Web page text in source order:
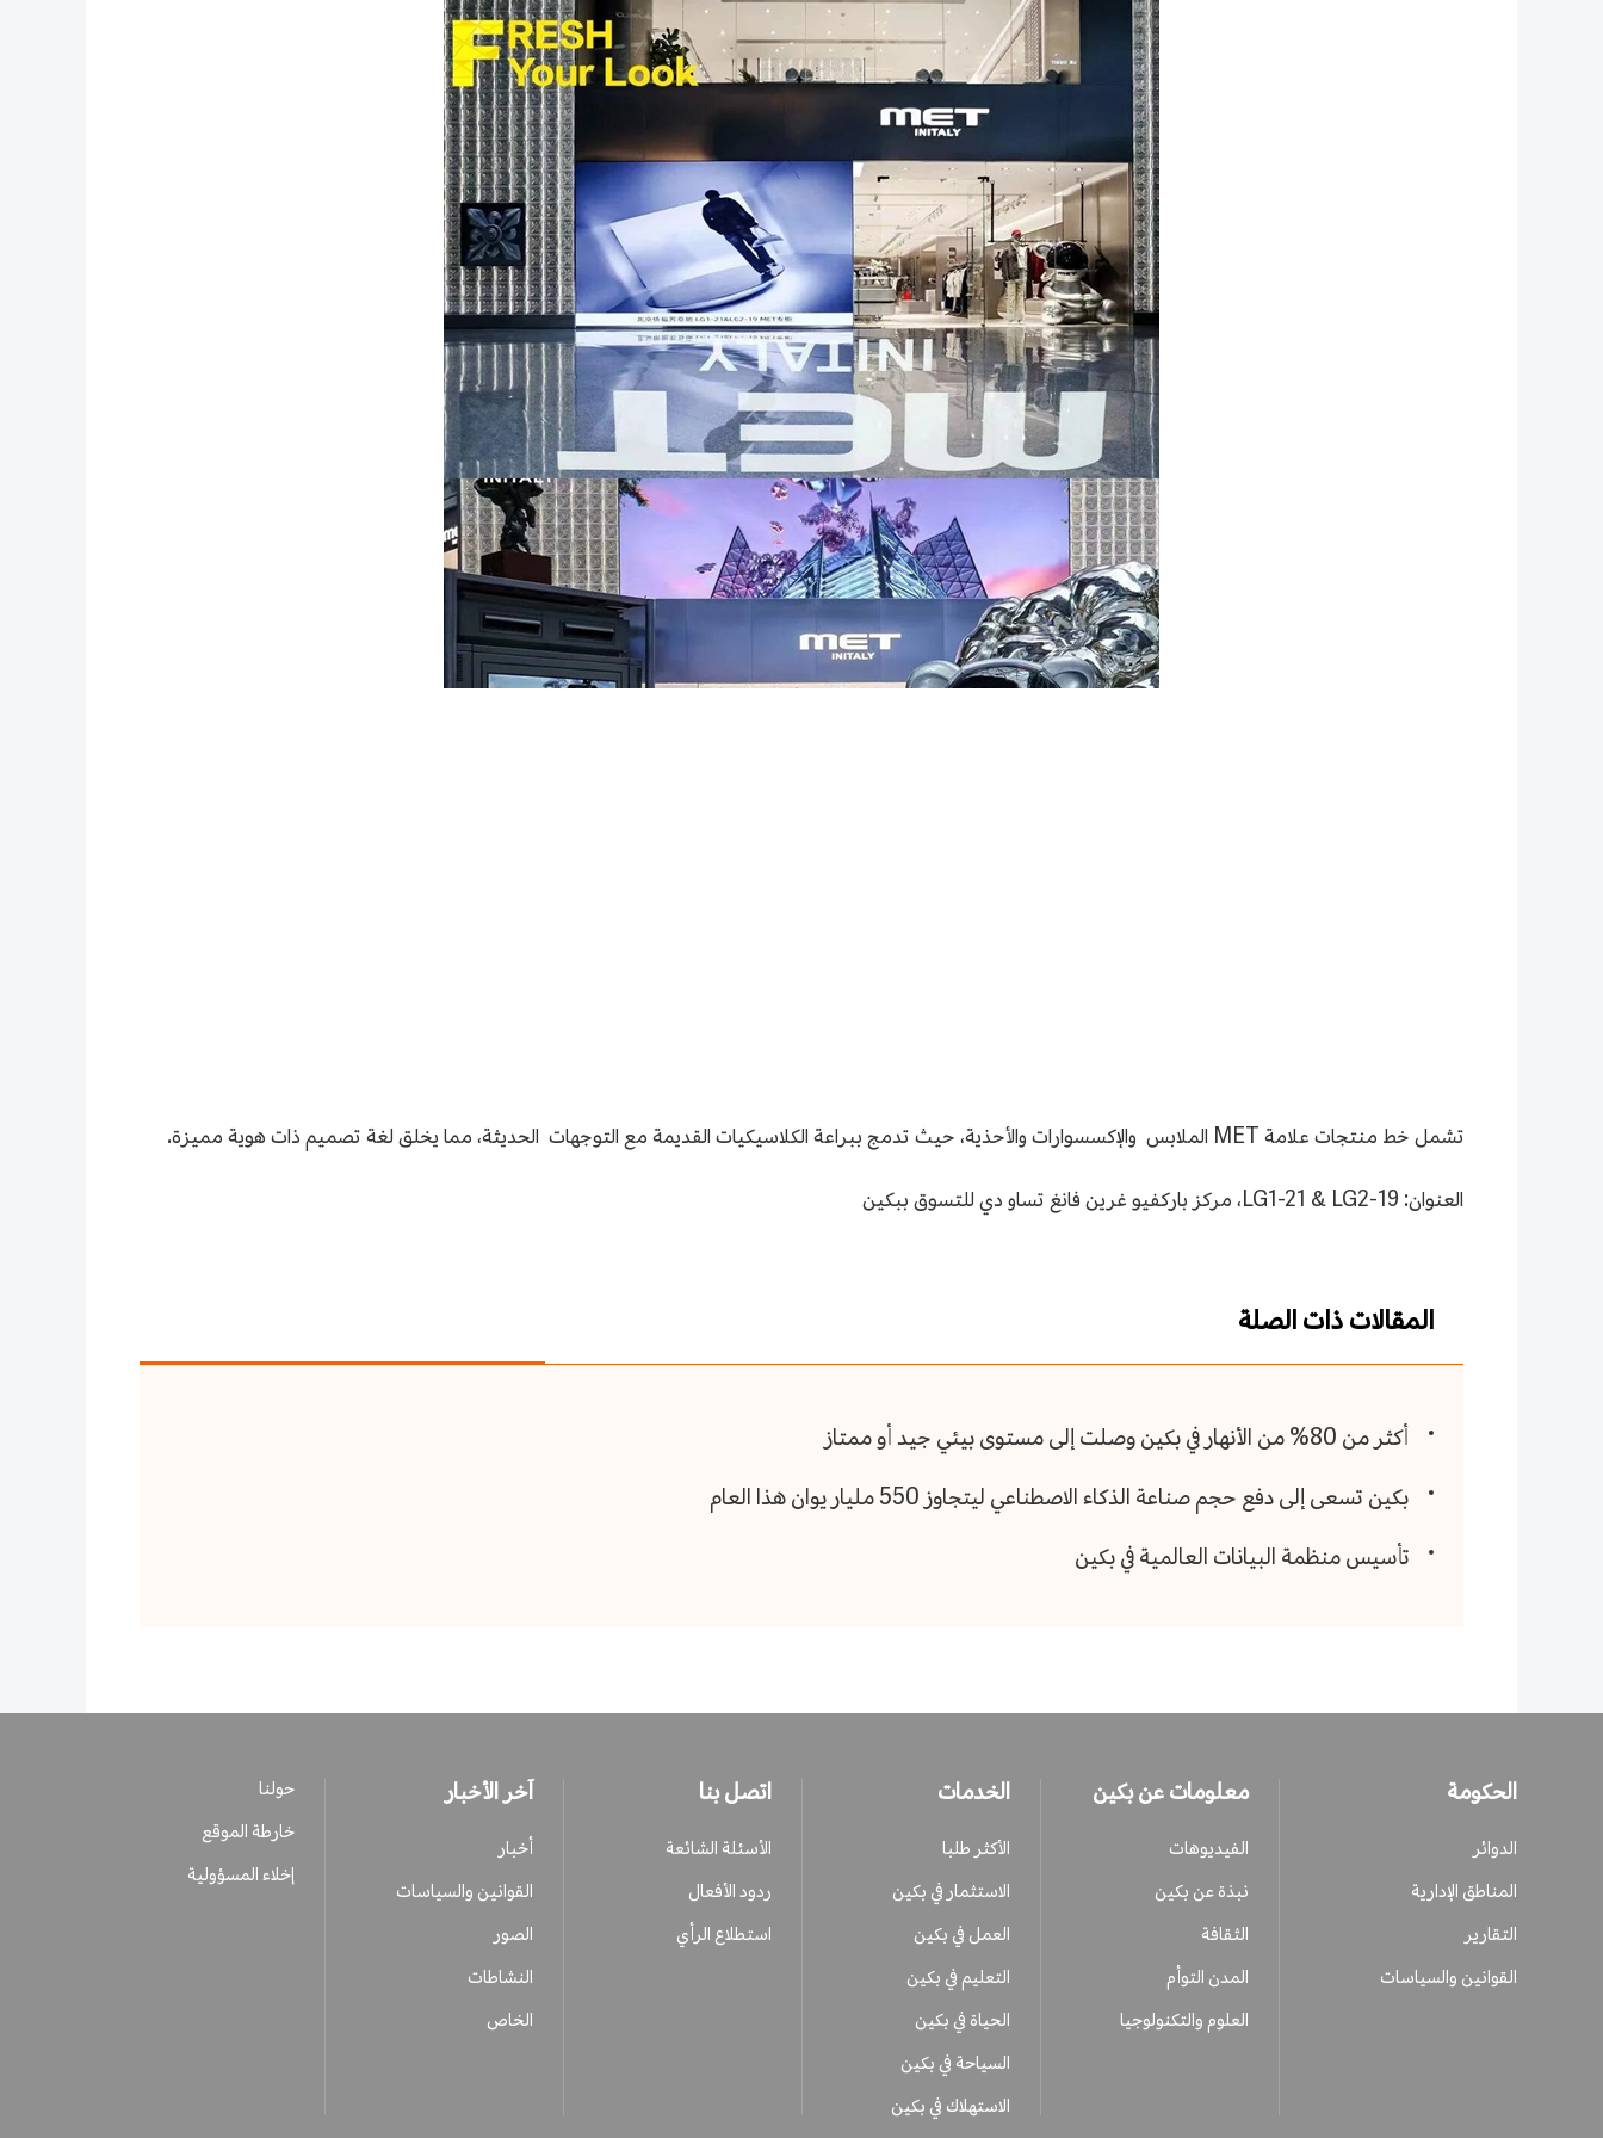
تشمل خط منتجات علامة MET الملابس والإكسسوارات والأحذية، حيث تدمج ببراعة الكلاسيكيات القديمة مع التوجهات الحديثة، مما يخلق لغة تصميم ذات هوية مميزة.
العنوان: LG1-21 & LG2-19، مركز باركفيو غرين فانغ تساو دي للتسوق ببكين
المقالات ذات الصلة
أكثر من 80% من الأنهار في بكين وصلت إلى مستوى بيئي جيد أو ممتاز
بكين تسعى إلى دفع حجم صناعة الذكاء الاصطناعي ليتجاوز 550 مليار يوان هذا العام
تأسيس منظمة البيانات العالمية في بكين
الحكومة
الدوائر
المناطق الإدارية
التقارير
القوانين والسياسات
معلومات عن بكين
الفيديوهات
نبذة عن بكين
الثقافة
المدن التوأم
العلوم والتكنولوجيا
الخدمات
الأكثر طلبا
الاستثمار في بكين
العمل في بكين
التعليم في بكين
الحياة في بكين
السياحة في بكين
الاستهلاك في بكين
اتصل بنا
الأسئلة الشائعة
ردود الأفعال
استطلاع الرأي
آخر الأخبار
أخبار
القوانين والسياسات
الصور
النشاطات
الخاص
حولنا
خارطة الموقع
إخلاء المسؤولية